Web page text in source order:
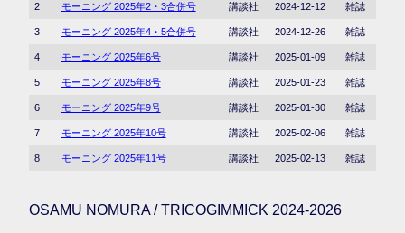
2 モーニング 2025年2・3合併号 講談社 2024-12-12 雑誌
3 モーニング 2025年4・5合併号 講談社 2024-12-26 雑誌
4 モーニング 2025年6号 講談社 2025-01-09 雑誌
5 モーニング 2025年8号 講談社 2025-01-23 雑誌
6 モーニング 2025年9号 講談社 2025-01-30 雑誌
7 モーニング 2025年10号 講談社 2025-02-06 雑誌
8 モーニング 2025年11号 講談社 2025-02-13 雑誌
OSAMU NOMURA / TRICOGIMMICK 2024-2026